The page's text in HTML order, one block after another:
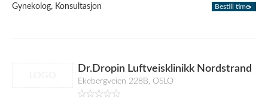
Gynekolog, Konsultasjon Bestill time
Dr.Dropin Luftveisklinikk Nordstrand
Ekebergveien 228B, OSLO